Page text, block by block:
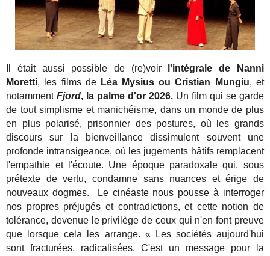
Il était aussi possible de (re)voir
l'intégrale de Nanni
Moretti, les films de Léa Mysius ou Cristian Mungiu, et
notammentFjord, la palme d'or 2026. Un film qui se garde
de tout simplisme et manichéisme, dans un monde de plus
en plus polarisé, prisonnier des postures, où les grands
discours sur la bienveillance dissimulent souvent une
profonde intransigeance, où les jugements hâtifs remplacent
l'empathie et l'écoute. Une époque paradoxale qui, sous
prétexte de vertu, condamne sans nuances et érige de
nouveaux dogmes. Le cinéaste nous pousse à interroger
nos propres préjugés et contradictions, et cette notion de
tolérance, devenue le privilège de ceux qui n'en font preuve
que lorsque cela les arrange. « Les sociétés aujourd'hui
sont fracturées, radicalisées. C'est un message pour la